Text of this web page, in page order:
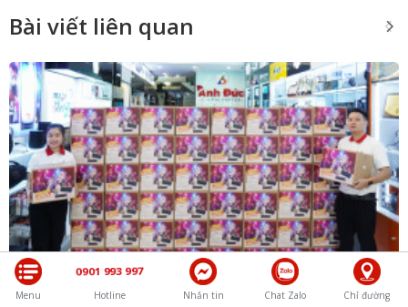
Bài viết liên quan
Menu
0901 993 997
Hotline Nhắn tin Chat Zalo Chỉ đường